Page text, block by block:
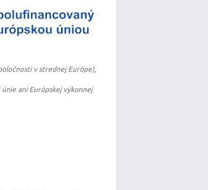
v strednej Európe),
ani Európskej výkonnej